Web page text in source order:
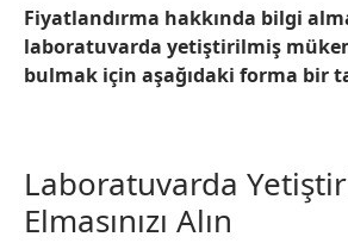
Fiyatlandırma hakkında bilgi
laboratuvarda yetiştirilmiş
bulmak için aşağıdaki forma bir
Laboratuvarda
Elmasınızı Alın